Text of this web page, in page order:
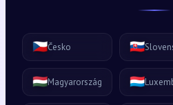
🇨🇿Česko 🇸🇰
🇭🇺Magyarország 🇱🇺